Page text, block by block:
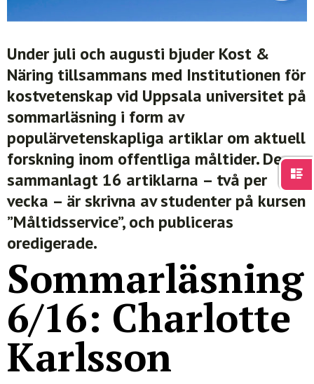
Under juli och augusti bjuder Kost &
Näring tillsammans med Institutionen för
kostvetenskap vid Uppsala universitet på
sommarläsning i form av
populärvetenskapliga artiklar om aktuell
forskning inom offentliga måltider. De
sammanlagt 16 artiklarna – två per
vecka – är skrivna av studenter på kursen
”Måltidsservice”, och publiceras
oredigerade.
Sommarläsning
6/16: Charlotte
Karlsson